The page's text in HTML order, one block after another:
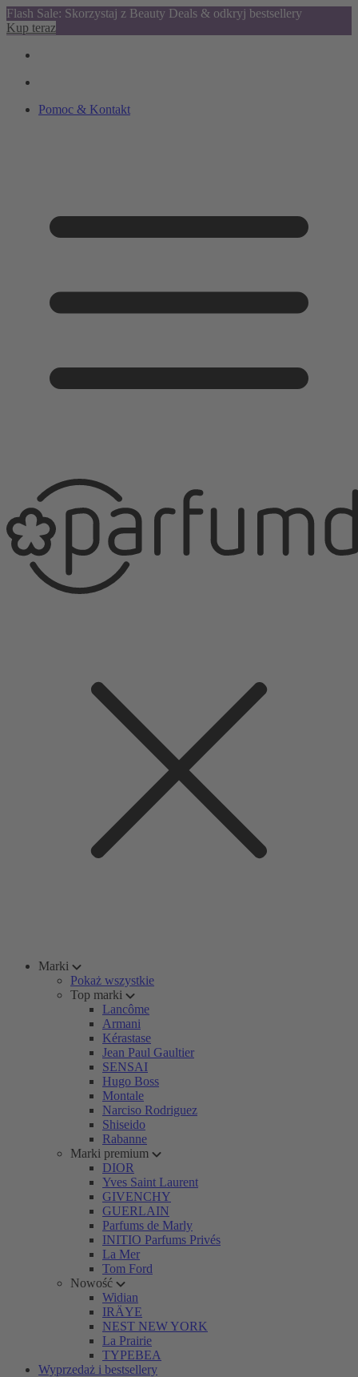
Flash Sale: Skorzystaj z Beauty Deals & odkryj bestsellery
Kup teraz
Pomoc & Kontakt
Marki
Pokaż wszystkie
Top marki
Lancôme
Armani
Kérastase
Jean Paul Gaultier
SENSAI
Hugo Boss
Montale
Narciso Rodriguez
Shiseido
Rabanne
Marki premium
DIOR
Yves Saint Laurent
GIVENCHY
GUERLAIN
Parfums de Marly
INITIO Parfums Privés
La Mer
Tom Ford
Nowość
Widian
IRÄYE
NEST NEW YORK
La Prairie
TYPEBEA
Wyprzedaż i bestsellery